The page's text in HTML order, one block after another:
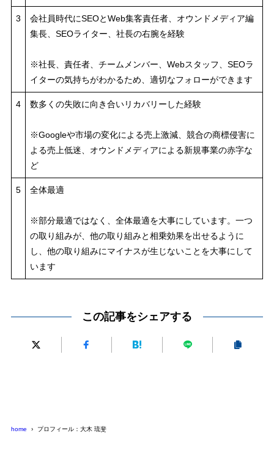
3
会社員時代にSEOとWeb集客責任者、オウンドメディア編
集長、SEOライター、社長の右腕を経験
※社長、責任者、チームメンバー、Webスタッフ、SEOラ
イターの気持ちがわかるため、適切なフォローができます
4 数多くの失敗に向き合いリカバリーした経験
※Googleや市場の変化による売上激減、競合の商標侵害に
よる売上低迷、オウンドメディアによる新規事業の赤字な
ど
5 全体最適
※部分最適ではなく、全体最適を大事にしています。一つ
の取り組みが、他の取り組みと相乗効果を出せるように
し、他の取り組みにマイナスが生じないことを大事にして
います
この記事をシェアする
home プロフィール：大木 琉斐